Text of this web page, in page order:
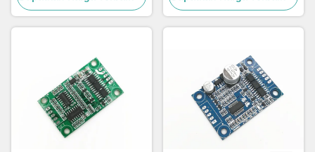
Sensor dengan Kontrol PWM
& Analog
Motor